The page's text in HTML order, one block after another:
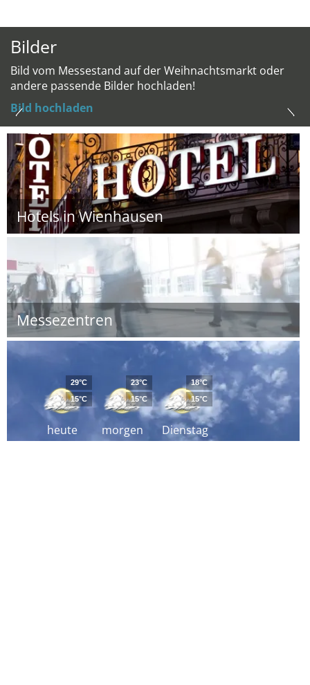
Bilder
Bild vom Messestand auf der Weihnachtsmarkt oder
andere passende Bilder hochladen!
Bild hochladen
Hotels in Wienhausen
Messezentren
heute
29°C
15°C
morgen
23°C
15°C
Dienstag
18°C
15°C